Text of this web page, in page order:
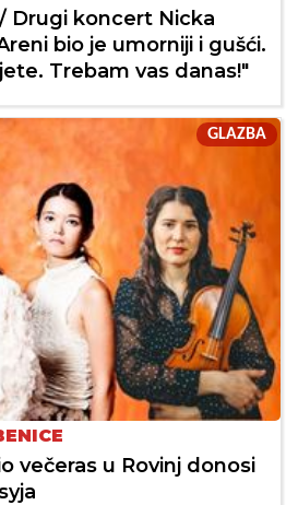
/ Drugi koncert Nicka
bio je umorniji i gušći.
Trebam vas danas!"
GLAZBA
večeras u Rovinj donosi